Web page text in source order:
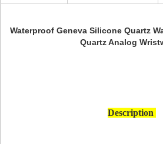
Waterproof Geneva Silicone Quartz
Quartz Analog
Description